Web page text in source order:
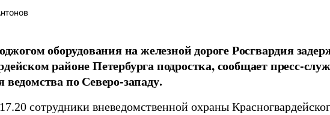
оборудования на железной дороге Росгвардия
районе Петербурга подростка, сообщает пресс-
ведомства по Северо-западу.
сотрудники вневедомственной охраны